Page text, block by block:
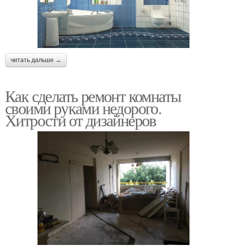
читать дальше →
Как сделать ремонт комнаты
своими руками недорого.
Хитрости от дизайнеров